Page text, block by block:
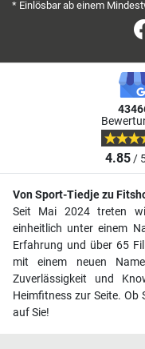
* Einlösbar ab einem
4.85/
Von Sport-Tiedje zu
Seit Mai 2024 treten
einheitlich unter einem
Erfahrung und über 65
mit einem neuen
Zuverlässigkeit und
Heimfitness zur Seite. Ob
auf Sie!